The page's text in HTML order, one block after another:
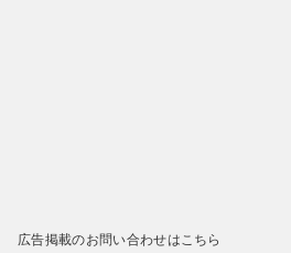
広告掲載のお問い合わせはこちら